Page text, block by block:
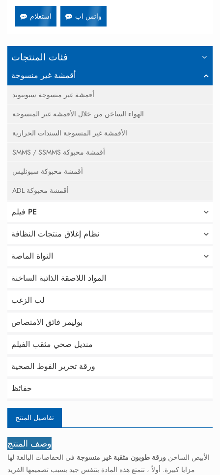
استعلام واتس اب
فئات المنتجات
أقمشة غير منسوجة
أقمشة غير منسوجة سبونبوند
الهواء الساخن من خلال الأقمشة غير المنسوجة
الأقمشة غير المنسوجة السندات الحرارية
SMMS / SSMMS أقمشة محبوكة
أقمشة محبوكة سبونليس
ADL أقمشة محبوكة
فيلم PE
نظام إغلاق منتجات النظافة
النواة الماصة
المواد اللاصقة الذائبة الساخنة
لب الزغب
بوليمر فائق الامتصاص
منديل صحي مثقب الفيلم
ورقة تحرير الفوط الصحية
حفائظ
تفاصيل المنتج
وصف المنتج
الأبيض الساخن ورقة طوبون مثقبة غير منسوجة في الحفاضات البالغة لها
مزايا كبيرة. أولاً ، تتمتع هذه المادة بتنفس جيد بسبب تصميمها الفريد